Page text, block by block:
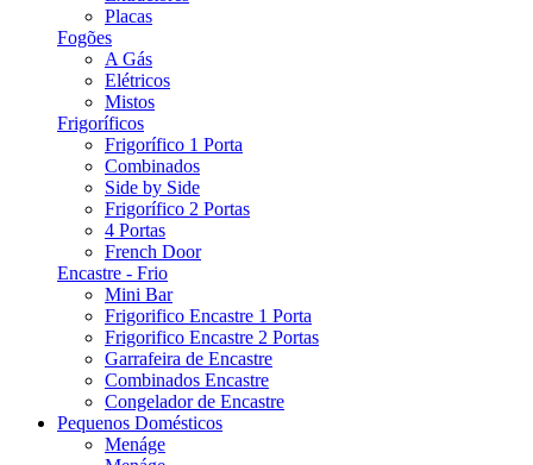
Placas
Fogões
A Gás
Elétricos
Mistos
Frigoríficos
Frigorífico 1 Porta
Combinados
Side by Side
Frigorífico 2 Portas
4 Portas
French Door
Encastre - Frio
Mini Bar
Frigorifico Encastre 1 Porta
Frigorifico Encastre 2 Portas
Garrafeira de Encastre
Combinados Encastre
Congelador de Encastre
Pequenos Domésticos
Menáge